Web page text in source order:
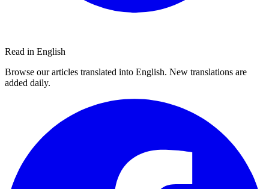
Read in English
Browse our articles translated into English. New translations are
added daily.